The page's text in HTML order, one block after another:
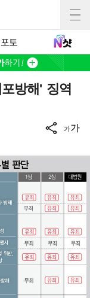
포토
방해' 징역
가가